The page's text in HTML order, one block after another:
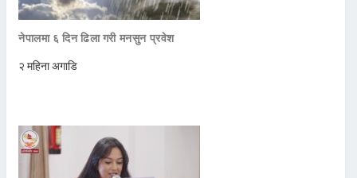
नेपालमा ६ दिन ढिला गरी मनसुन प्रवेश
२ महिना अगाडि